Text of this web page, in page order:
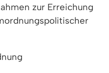
zur Erreichung